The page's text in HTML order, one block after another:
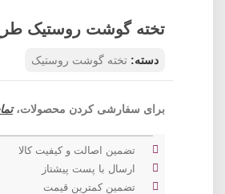
تخته گوشت روستیک
دسته: تخته گوشت روستیک
برای سفارشی کردن محصولات،
تضمین اصالت و کیفیت کالا
ارسال با پست پیشتاز
تضمین کمترین قیمت